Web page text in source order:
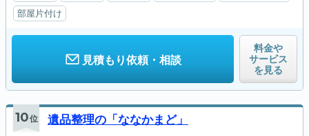
部屋片付け
見積もり依頼・相談
料金や
サービス
を見る
10位 遺品整理の「ななかまど」